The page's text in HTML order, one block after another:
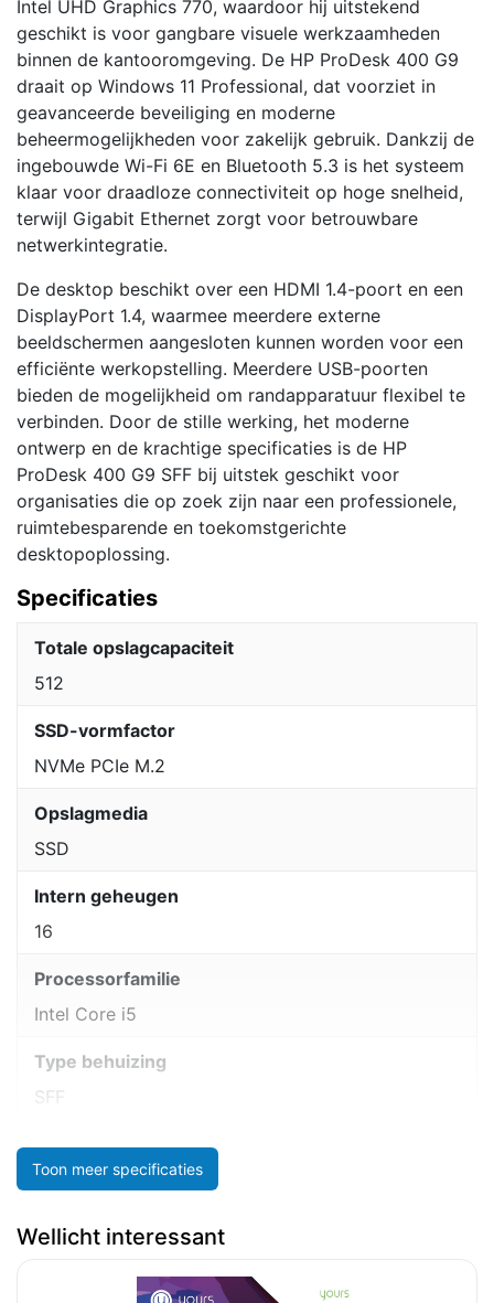
Intel UHD Graphics 770, waardoor hij uitstekend
geschikt is voor gangbare visuele werkzaamheden
binnen de kantooromgeving. De HP ProDesk 400 G9
draait op Windows 11 Professional, dat voorziet in
geavanceerde beveiliging en moderne
beheermogelijkheden voor zakelijk gebruik. Dankzij de
ingebouwde Wi-Fi 6E en Bluetooth 5.3 is het systeem
klaar voor draadloze connectiviteit op hoge snelheid,
terwijl Gigabit Ethernet zorgt voor betrouwbare
netwerkintegratie.
De desktop beschikt over een HDMI 1.4-poort en een
DisplayPort 1.4, waarmee meerdere externe
beeldschermen aangesloten kunnen worden voor een
efficiënte werkopstelling. Meerdere USB-poorten
bieden de mogelijkheid om randapparatuur flexibel te
verbinden. Door de stille werking, het moderne
ontwerp en de krachtige specificaties is de HP
ProDesk 400 G9 SFF bij uitstek geschikt voor
organisaties die op zoek zijn naar een professionele,
ruimtebesparende en toekomstgerichte
desktopoplossing.
Specificaties
Totale opslagcapaciteit
512
SSD-vormfactor
NVMe PCIe M.2
Opslagmedia
SSD
Intern geheugen
16
Processorfamilie
Intel Core i5
Type behuizing
SFF
Toon meer specificaties
Wellicht interessant